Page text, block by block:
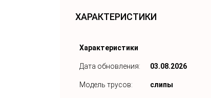
ХАРАКТЕРИСТИКИ
Характеристики
Дата обновления: 03.08.2026
Модель трусов: слипы